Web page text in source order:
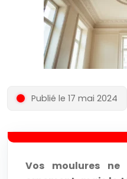
Publié le 17 mai 2024
Vos moulures